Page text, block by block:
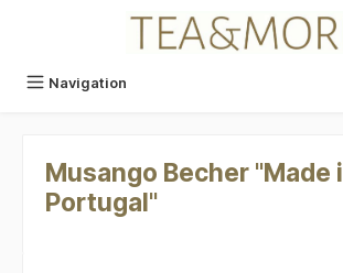
Navigation
Musango Becher "Made
Portugal"